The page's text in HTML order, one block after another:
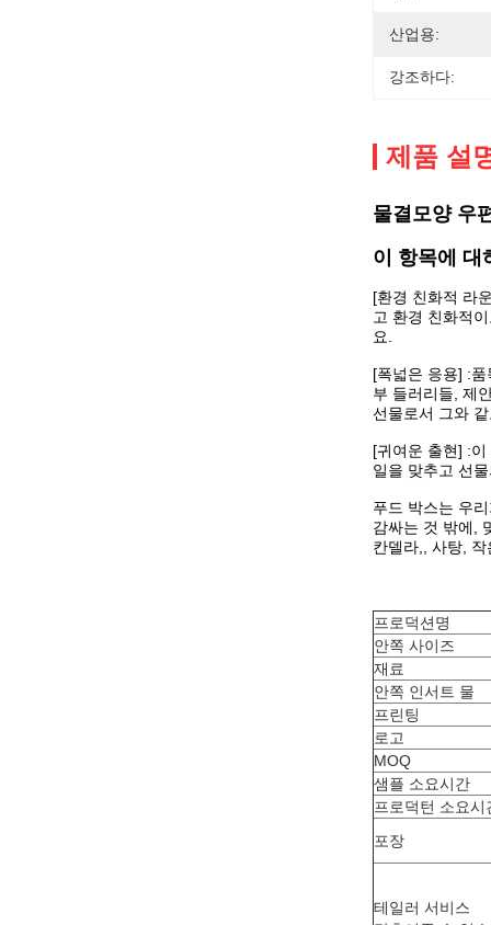
산업용:
강조하다:
제품 설
물결모양 우
이 항목에 대
[환경 친화적 라
고 환경 친화적
요.
[폭넓은 응용] :
부 들러리들, 제
선물로서 그와
[귀여운 출현] :
일을 맞추고 선
푸드 박스는 우
감싸는 것 밖에,
칸델라,, 사탕,
프로덕션명
안쪽 사이즈
재료
안쪽 인서트 물
프린팅
로고
MOQ
샘플 소요시간
프로덕턴 소요시
포장
테일러 서비스